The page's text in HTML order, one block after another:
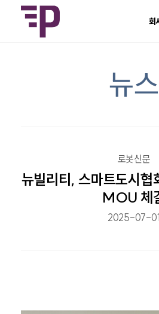
회
뉴스
로봇신문
뉴빌리티, 스마트도시협
MOU 체
2025-07-01